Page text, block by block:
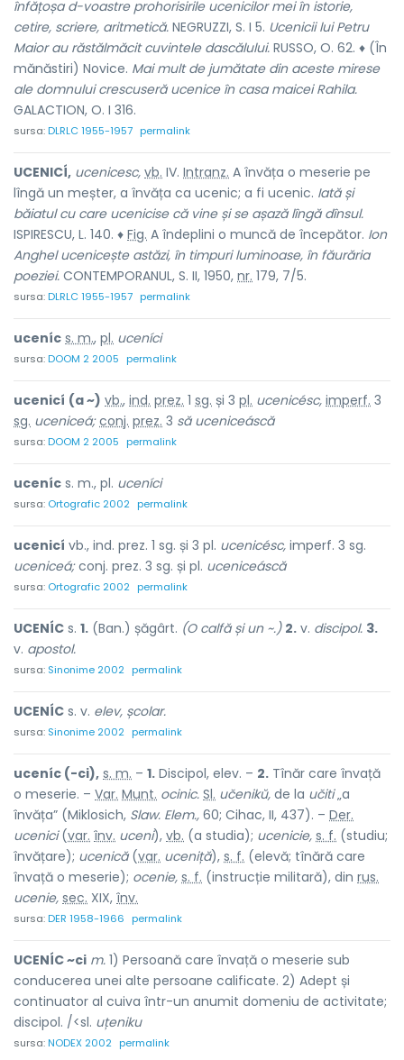
înfățoșa d-voastre prohorisirile ucenicilor mei în istorie,
cetire, scriere, aritmetică. NEGRUZZI, S. I 5. Ucenicii lui Petru
Maior au răstălmăcit cuvintele dascălului. RUSSO, O. 62. ♦ (În
mănăstiri) Novice. Mai mult de jumătate din aceste mirese
ale domnului crescuseră ucenice în casa maicei Rahila.
GALACTION, O. I 316.
sursa:DLRLC 1955-1957 permalink
UCENICÍ, ucenicesc, vb. IV. Intranz. A învăța o meserie pe
lîngă un meșter, a învăța ca ucenic; a fi ucenic. Iată și
băiatul cu care ucenicise că vine și se așază lîngă dînsul.
ISPIRESCU, L. 140. ♦ Fig. A îndeplini o muncă de începător. Ion
Anghel ucenicește astăzi, în timpuri luminoase, în făurăria
poeziei. CONTEMPORANUL, S. II, 1950, nr. 179, 7/5.
sursa:DLRLC 1955-1957 permalink
uceníc s. m., pl. uceníci
sursa:DOOM 2 2005 permalink
ucenicí (a ~) vb., ind. prez. 1 sg. și 3 pl. ucenicésc, imperf. 3
sg. uceniceá; conj. prez. 3 să uceniceáscă
sursa:DOOM 2 2005 permalink
uceníc s. m., pl. uceníci
sursa: Ortografic 2002 permalink
ucenicí vb., ind. prez. 1 sg. și 3 pl. ucenicésc, imperf. 3 sg.
uceniceá;conj. prez. 3 sg. și pl. uceniceáscă
sursa: Ortografic 2002 permalink
UCENÍC s. 1. (Ban.) șăgârt. (O calfă și un ~.) 2. v. discipol. 3.
v. apostol.
sursa: Sinonime 2002 permalink
UCENÍC s. v. elev, școlar.
sursa: Sinonime 2002 permalink
uceníc (-ci), s. m. – 1. Discipol, elev. – 2. Tînăr care învață
o meserie. – Var. Munt. ocinic. Sl. učenikŭ, de la učiti„a
învăța” (Miklosich, Slaw. Elem., 60; Cihac, II, 437). – Der.
ucenici(var. înv. uceni), vb. (a studia); ucenicie, s. f. (studiu;
învățare); ucenică(var. uceniță), s. f. (elevă; tînără care
învață o meserie); ocenie, s. f. (instrucție militară), din rus.
ucenie, sec. XIX, înv.
sursa:DER 1958-1966 permalink
UCENÍC ~ci m. 1) Persoană care învață o meserie sub
conducerea unei alte persoane calificate. 2) Adept și
continuator al cuiva într-un anumit domeniu de activitate;
discipol. /<sl. uțeniku
sursa:NODEX 2002 permalink